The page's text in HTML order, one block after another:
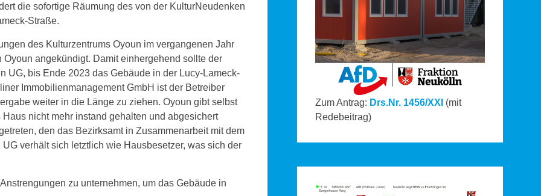
die sofortige Räumung des von der KulturNeudenken
Straße.
des Kulturzentrums Oyoun im vergangenen Jahr
angekündigt. Damit einhergehend sollte der
UG, bis Ende 2023 das Gebäude in der Lucy-Lameck-
Immobilienmanagement GmbH ist der Betreiber
weiter in die Länge zu ziehen. Oyoun gibt selbst
nicht mehr instand gehalten und abgesichert
den das Bezirksamt in Zusammenarbeit mit dem
verhält sich letztlich wie Hausbesetzer, was sich der
zu unternehmen, um das Gebäude in
Zum Antrag: Drs.Nr. 1456/XXI (mit
Redebeitrag)